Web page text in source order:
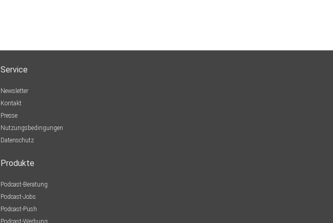
Service
Newsletter
Kontakt
Presse
Nutzungsbedingungen
Datenschutz
Produkte
Podcast-Beratung
Podcast-Jobs
Podcast-Push
Podcast-Werbung